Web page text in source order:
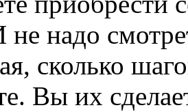
не надо
сколько
Вы их